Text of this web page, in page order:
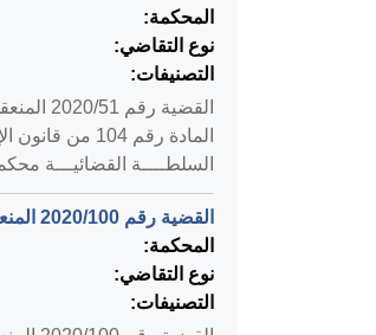
المحكمة:
نوع التقاضي:
التصنيفات:
السلطــــة القضائيـــة
القضية رقم ‎100‏/‎2020‏ المنعقدة في محكمة النقض بتاريخ ‎2020-04-30‏
المحكمة:
نوع التقاضي:
التصنيفات: